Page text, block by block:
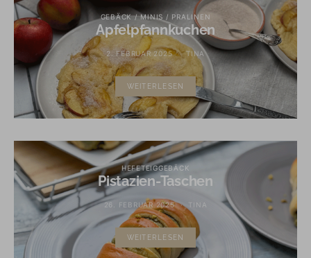
GEBÄCK / MINIS / PRALINEN
Apfelpfannkuchen
2. FEBRUAR 2025 TINA
WEITERLESEN
HEFETEIGGEBÄCK
Pistazien-Taschen
26. FEBRUAR 2025 TINA
WEITERLESEN